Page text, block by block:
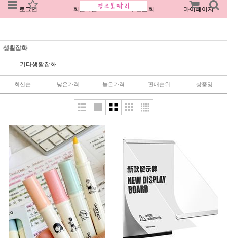
로그인 회원가입 주문조회 마이페이지
생활잡화
기타생활잡화
최신순 낮은가격 높은가격 판매순위 상품명